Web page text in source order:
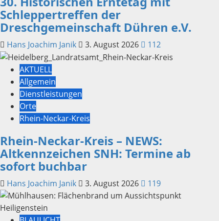
Schleppertreffen der
Dreschgemeinschaft Dühren e.V.
Hans Joachim Janik 3. August 2026 112
AKTUELL
Allgemein
Dienstleistungen
Orte
Rhein-Neckar-Kreis
Rhein-Neckar-Kreis – NEWS:
Altkennzeichen SNH: Termine ab
sofort buchbar
Hans Joachim Janik 3. August 2026 119